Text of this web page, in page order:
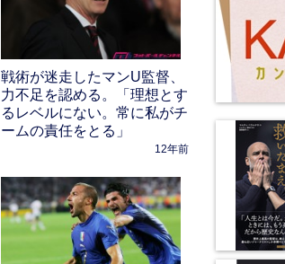
戦術が迷走したマンU監督、
力不足を認める。「理想とす
るレベルにない。常に私がチ
ームの責任をとる」
12年前